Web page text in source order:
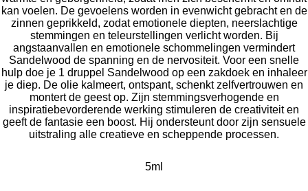
kan voelen. De gevoelens worden in evenwicht gebracht en de
zinnen geprikkeld, zodat emotionele diepten, neerslachtige
stemmingen en teleurstellingen verlicht worden. Bij
angstaanvallen en emotionele schommelingen vermindert
Sandelwood de spanning en de nervositeit. Voor een snelle
hulp doe je 1 druppel Sandelwood op een zakdoek en inhaleer
je diep. De olie kalmeert, ontspant, schenkt zelfvertrouwen en
montert de geest op. Zijn stemmingsverhogende en
inspiratiebevorderende werking stimuleren de creativiteit en
geeft de fantasie een boost. Hij ondersteunt door zijn sensuele
uitstraling alle creatieve en scheppende processen.
5ml